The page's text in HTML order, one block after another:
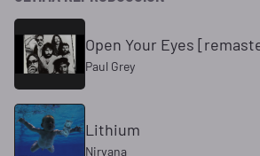
Open Your Eyes
Paul Grey
Lithium
Nirvana